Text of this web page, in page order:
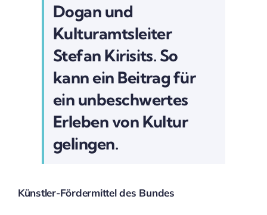
Dogan und
Kulturamtsleiter
Stefan Kirisits. So
kann ein Beitrag für
ein unbeschwertes
Erleben von Kultur
gelingen.
Künstler-Fördermittel des Bundes